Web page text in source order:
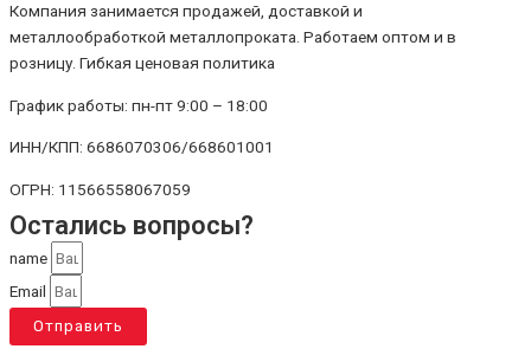
Компания занимается продажей, доставкой и
металлообработкой металлопроката. Работаем оптом и в
розницу. Гибкая ценовая политика
График работы: пн-пт 9:00 – 18:00
ИНН/КПП: 6686070306/668601001
ОГРН: 11566558067059
Остались вопросы?
name
Email
Отправить